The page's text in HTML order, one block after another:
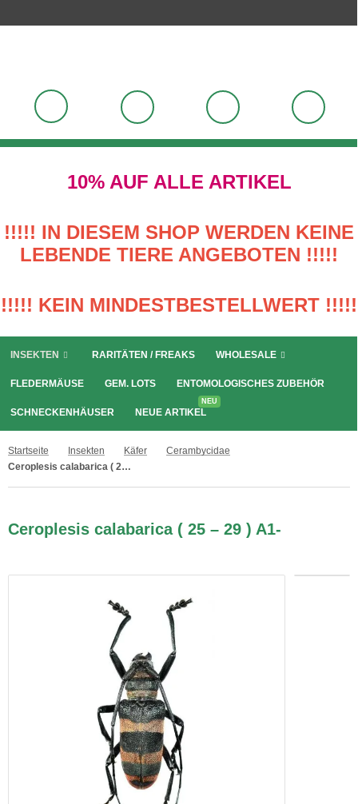
10% AUF ALLE ARTIKEL
!!!!! IN DIESEM SHOP WERDEN KEINE
LEBENDE TIERE ANGEBOTEN !!!!!
!!!!! KEIN MINDESTBESTELLWERT !!!!!
INSEKTEN RARITÄTEN / FREAKS WHOLESALE
FLEDERMÄUSE GEM. LOTS ENTOMOLOGISCHES ZUBEHÖR
SCHNECKENHÄUSER NEUE ARTIKEL
NEU
Startseite Insekten Käfer
Cerambycidae
Ceroplesis calabarica ( 25 – 29 ) A1-
Ceroplesis calabarica ( 25 – 29 ) A1-